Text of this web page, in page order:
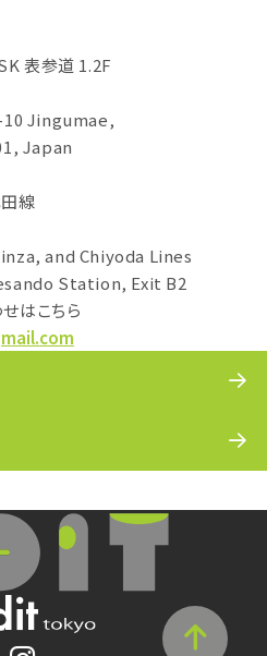
表参道 1.2F
Jingumae,
Japan
線
and Chiyoda Lines
Station, Exit B2
はこちら